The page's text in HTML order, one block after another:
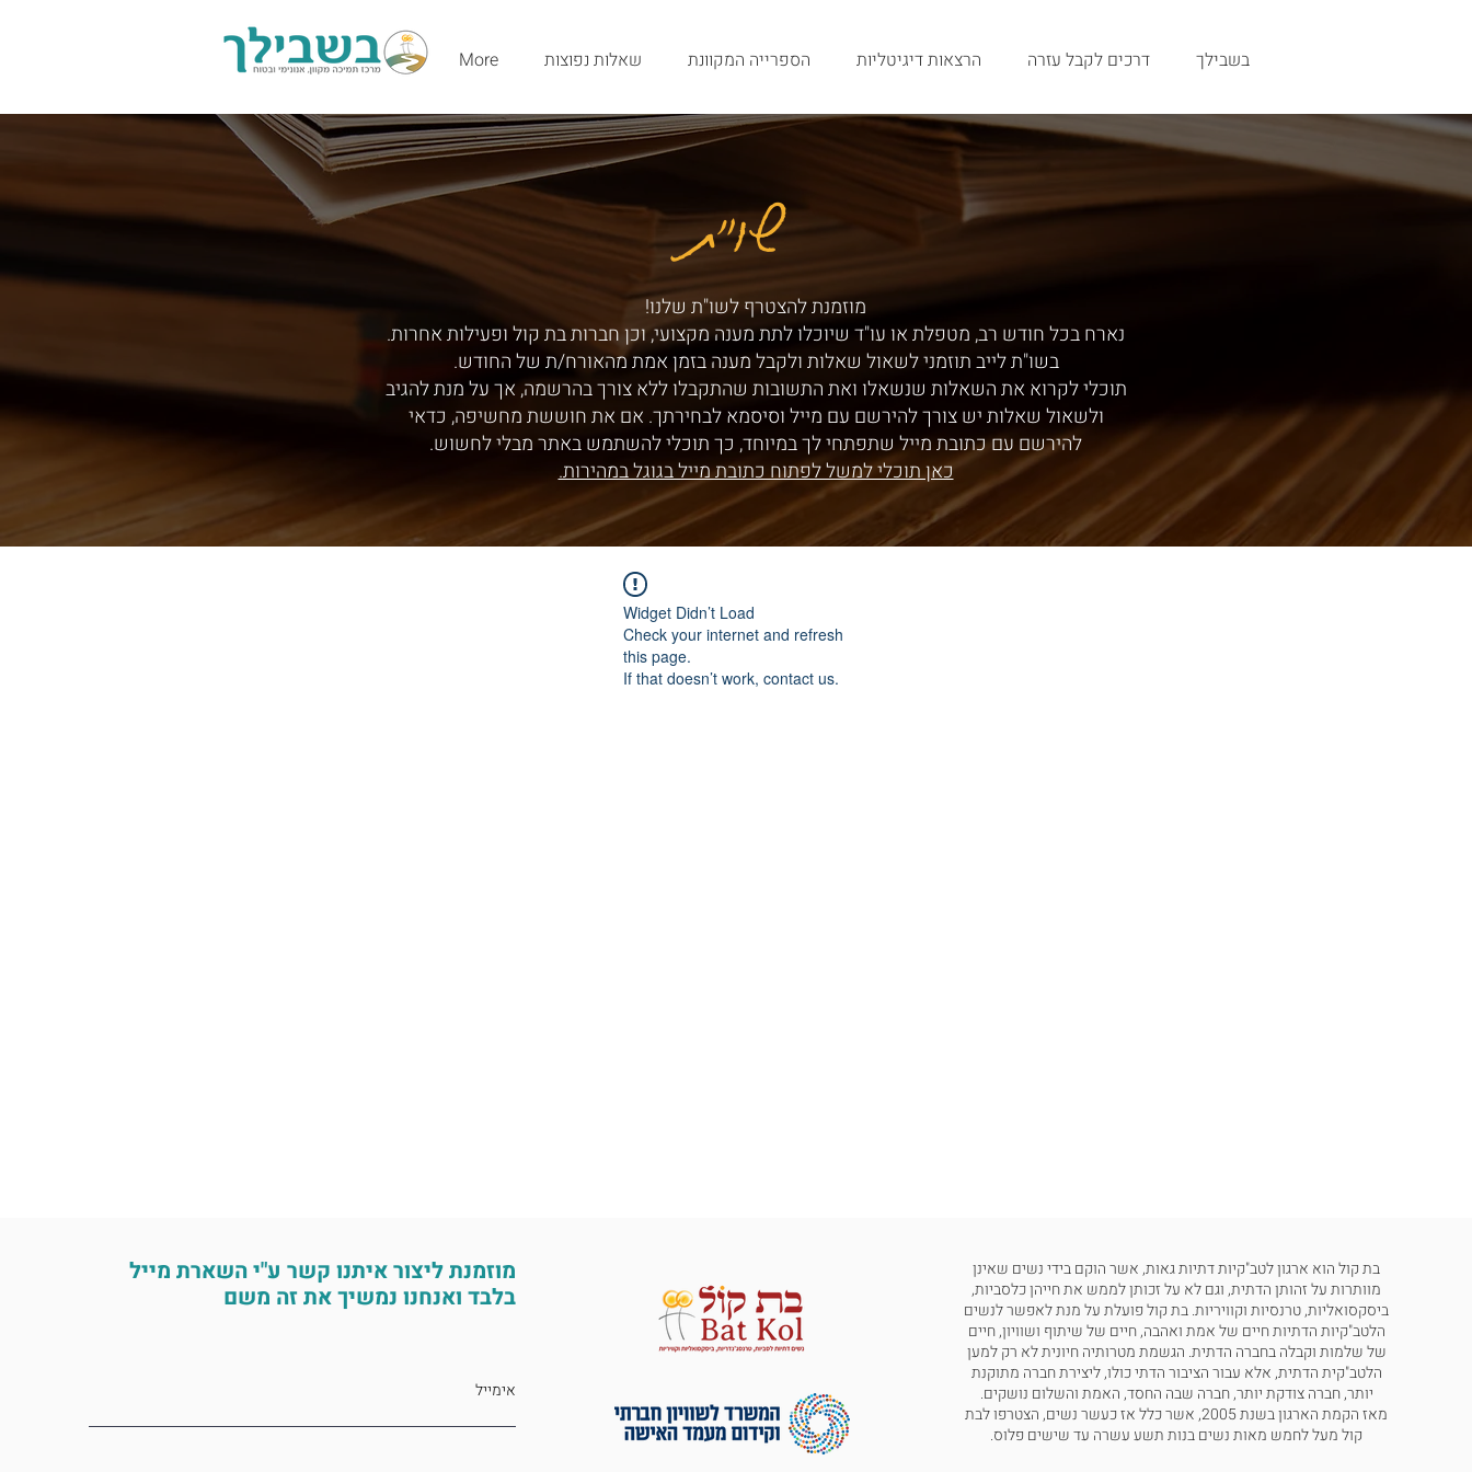
בשבילך דרכים לקבל עזרה הרצאות דיגיטליות הספרייה המקוונת שאלות נפוצות More
שו"ת
שו"ת
מוזמנת להצטרף לשו"ת שלנו!
נארח בכל חודש רב, מטפלת או עו"ד שיוכלו לתת מענה מקצועי, וכן חברות בת קול ופעילות אחרות.
בשו"ת לייב תוזמני לשאול שאלות ולקבל מענה בזמן אמת מהאורח/ת של החודש.
תוכלי לקרוא את השאלות שנשאלו ואת התשובות שהתקבלו ללא צורך בהרשמה, אך על מנת להגיב
ולשאול שאלות יש צורך להירשם עם מייל וסיסמא לבחירתך. אם את חוששת מחשיפה, כדאי
להירשם עם כתובת מייל שתפתחי לך במיוחד, כך תוכלי להשתמש באתר מבלי לחשוש.
כאן תוכלי למשל לפתוח כתובת מייל בגוגל במהירות.
Widget Didn’t Load
Check your internet and refresh
this page.
If that doesn’t work, contact us.
מוזמנת ליצור איתנו קשר ע"י השארת מייל
בלבד ואנחנו נמשיך את זה משם
בת קול הוא ארגון לטב"קיות דתיות גאות, אשר הוקם בידי נשים שאינן
מוותרות על זהותן הדתית, וגם לא על זכותן לממש את חייהן כלסביות,
ביסקסואליות, טרנסיות וקוויריות. בת קול פועלת על מנת לאפשר לנשים
הלטב"קיות הדתיות חיים של אמת ואהבה, חיים של שיתוף ושוויון, חיים
של שלמות וקבלה בחברה הדתית. הגשמת מטרותיה חיונית לא רק למען
הלטב"קית הדתית, אלא עבור הציבור הדתי כולו, ליצירת חברה מתוקנת
יותר, חברה צודקת יותר, חברה שבה החסד, האמת והשלום נושקים.
מאז הקמת הארגון בשנת 2005, אשר כלל אז כעשר נשים, הצטרפו לבת
קול מעל לחמש מאות נשים בנות תשע עשרה עד שישים פלוס.